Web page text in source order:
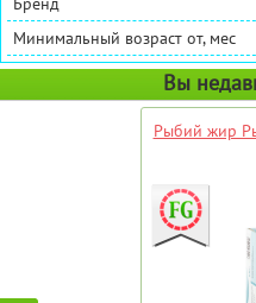
Минимальный возраст от, мес
Вы
Рыбий жир